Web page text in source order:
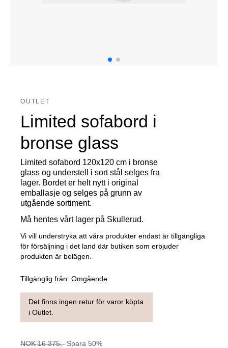
OUTLET
Limited sofabord i
bronse glass
Limited sofabord 120x120 cm i bronse
glass og understell i sort stål selges fra
lager. Bordet er helt nytt i original
emballasje og selges på grunn av
utgående sortiment.
Må hentes vårt lager på Skullerud.
Vi vill understryka att våra produkter endast är tillgängliga
för försäljning i det land där butiken som erbjuder
produkten är belägen.
Tillgänglig från: Omgående
Det finns ingen retur för varor köpta
i Outlet.
NOK 16 375,- Spara 50%